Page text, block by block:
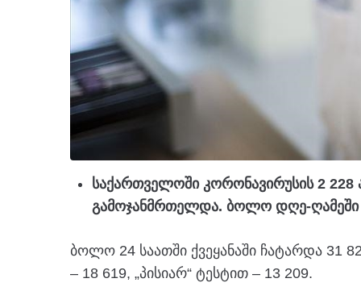
საქართველოში კორონავირუსის 2 228
გამოჯანმრთელდა. ბოლო დღე-ღამეში
ბოლო 24 საათში ქვეყანაში ჩატარდა 31
– 18 619, „პისიარ“ ტესტით – 13 209.